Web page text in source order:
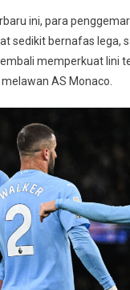
ini, para
sedikit bernafas lega,
memperkuat lini
AS Monaco.